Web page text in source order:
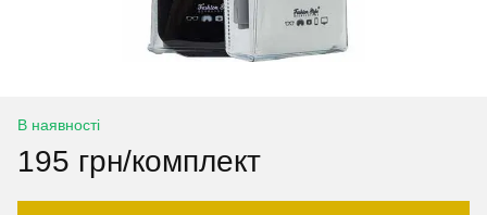
В наявності
195 грн/комплект